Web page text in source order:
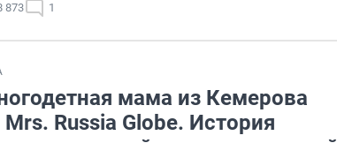
873 1
мама из Кемерова
Russia Globe. История